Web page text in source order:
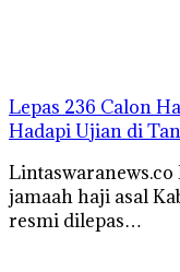
Lepas 236 Calon
Hadapi Ujian di
Lintaswaranews.co
jamaah haji asal
resmi dilepas…